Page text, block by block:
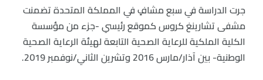
جرت الدراسة في سبع مشافٍ في المملكة المتحدة تضمنت
مشفى تشارينغ كروس كموقع رئيسي -جزء من مؤسسة
الكلية الملكية للرعاية الصحية التابعة لهيئة الرعاية الصحية
الوطنية- بين آذار/مارس 2016 وتشرين الثاني/نوفمبر 2019.